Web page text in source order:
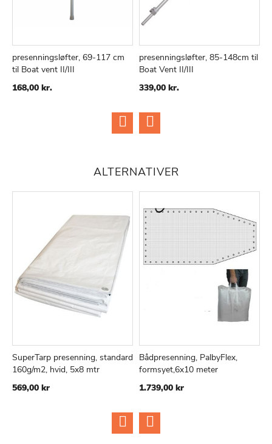
presenningsløfter, 69-117 cm
til Boat vent II/III
168,00 kr.
presenningsløfter, 85-148cm til
Boat Vent II/III
339,00 kr.
ALTERNATIVER
Læg i kurv
TILFØJSAMMENLIGN
SuperTarp presenning, standard
160g/m2, hvid, 5x8 mtr
569,00 kr
Læg i kurv
TILFØJ
Bådpresenning, PalbyFlex,
formsyet,6x10 meter
1.739,00 kr